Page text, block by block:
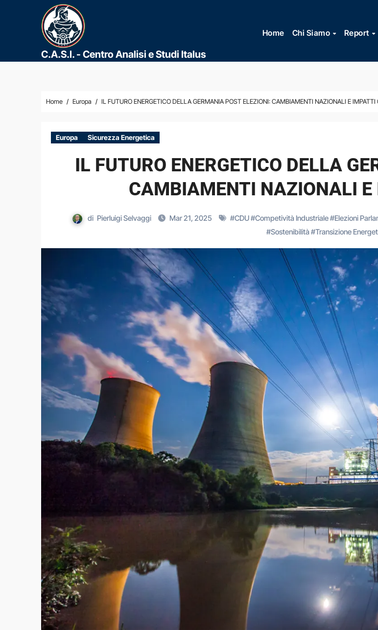
contenuto
C.A.S.I. - Centro Analisi e Studi Italus
Home Chi Siamo Report
Home Europa IL FUTURO ENERGETICO DELLA GERMANIA POST ELEZIONI: CAMBIAMENTI NAZIONALI E IMPATTI
Europa Sicurezza Energetica
IL FUTURO ENERGETICO DELLA
CAMBIAMENTI NAZIONALI
di Pierluigi Selvaggi Mar 21, 2025 #CDU#Competività Industriale#Elezioni
#Sostenibilità#Transizione